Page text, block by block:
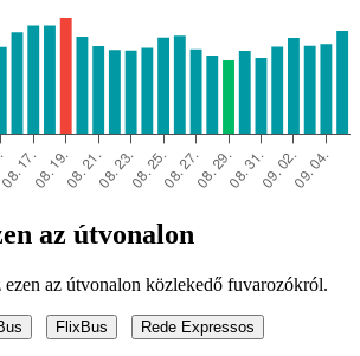
az útvonalon
ezen az útvonalon közlekedő fuvarozókról.
FlixBus Rede Expressos